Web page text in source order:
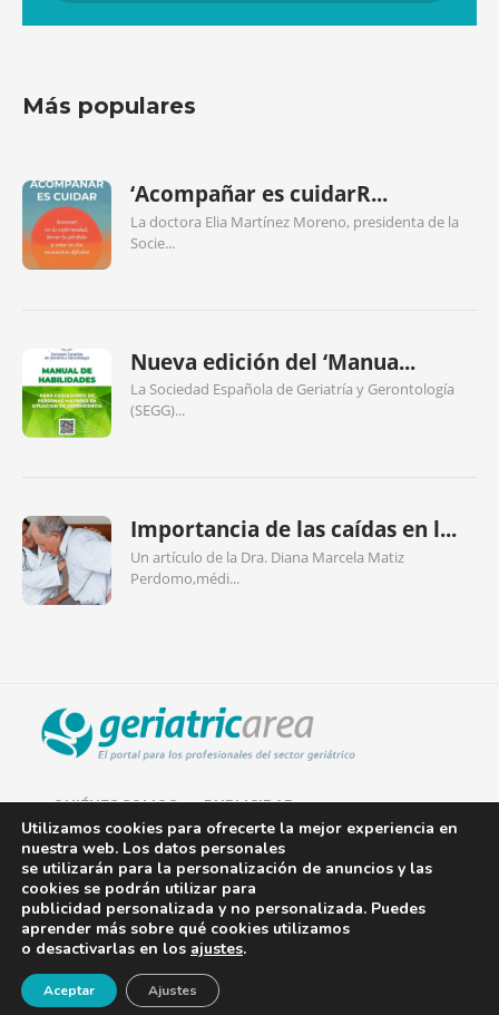
Más populares
‘Acompañar es cuidarR...
La doctora Elia Martínez Moreno, presidenta de la
Socie...
Nueva edición del ‘Manua...
La Sociedad Española de Geriatría y Gerontología
(SEGG)...
Importancia de las caídas en l...
Un artículo de la Dra. Diana Marcela Matiz
Perdomo,médi...
QUIÉNES SOMOS PUBLICIDAD
AVISO LEGAL
POLÍTICA DE COOKIES
POLÍTICA DE PRIVACIDAD
CONTACTO¡Newsletter!
Utilizamos cookies para ofrecerte la mejor experiencia en
nuestra web. Los datos personales
se utilizarán para la personalización de anuncios y las
cookies se podrán utilizar para
publicidad personalizada y no personalizada. Puedes
aprender más sobre qué cookies utilizamos
o desactivarlas en los ajustes.
Aceptar Ajustes